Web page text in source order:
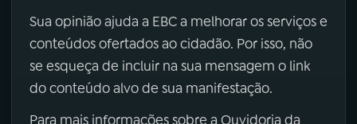
Sua opinião ajuda a EBC a melhorar os serviços e
conteúdos ofertados ao cidadão. Por isso, não
se esqueça de incluir na sua mensagem o link
do conteúdo alvo de sua manifestação.
Para mais informações sobre a Ouvidoria da